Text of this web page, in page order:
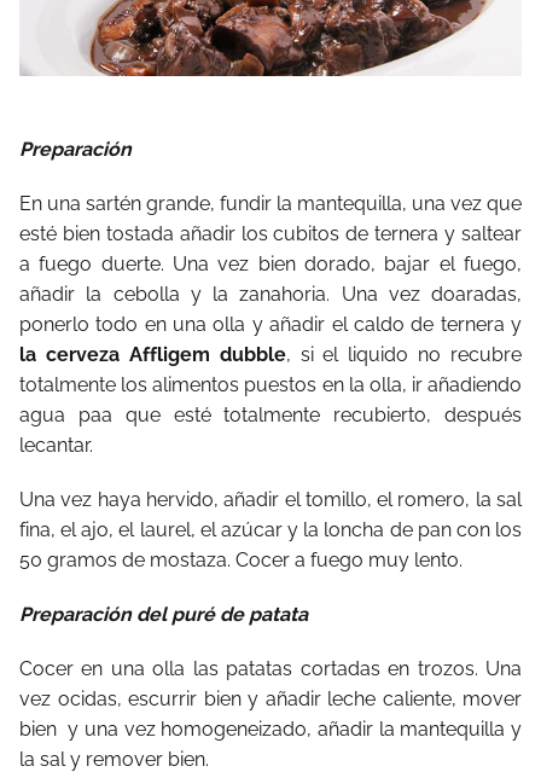
Preparación
En una sartén grande, fundir la mantequilla, una vez que
esté bien tostada añadir los cubitos de ternera y saltear
a fuego duerte. Una vez bien dorado, bajar el fuego,
añadir la cebolla y la zanahoria. Una vez doaradas,
ponerlo todo en una olla y añadir el caldo de ternera y
la cerveza Affligem dubble, si el liquido no recubre
totalmente los alimentos puestos en la olla, ir añadiendo
agua paa que esté totalmente recubierto, después
lecantar.
Una vez haya hervido, añadir el tomillo, el romero, la sal
fina, el ajo, el laurel, el azúcar y la loncha de pan con los
50 gramos de mostaza. Cocer a fuego muy lento.
Preparación del puré de patata
Cocer en una olla las patatas cortadas en trozos. Una
vez ocidas, escurrir bien y añadir leche caliente, mover
bien y una vez homogeneizado, añadir la mantequilla y
la sal y remover bien.